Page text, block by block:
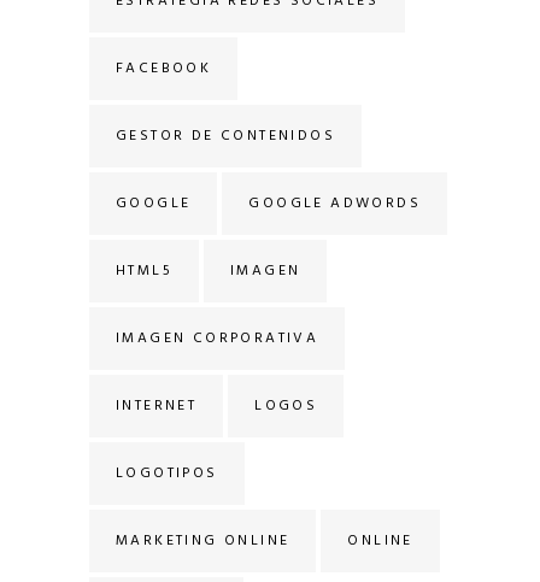
FACEBOOK
GESTOR DE CONTENIDOS
GOOGLE GOOGLE ADWORDS
HTML5 IMAGEN
IMAGEN CORPORATIVA
INTERNET LOGOS
LOGOTIPOS
MARKETING ONLINE ONLINE